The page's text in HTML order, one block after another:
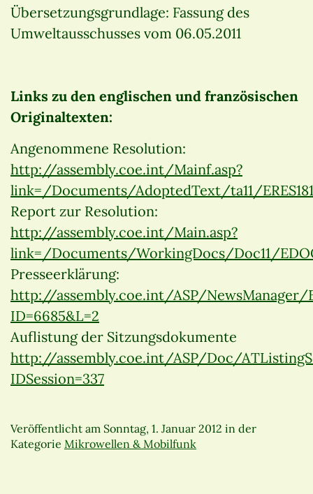
Übersetzungsgrundlage: Fassung des
Umweltausschusses vom 06.05.2011
Links zu den englischen und französischen
Originaltexten:
Angenommene Resolution:
http://assembly.coe.int/Mainf.asp?
link=/Documents/AdoptedText/ta11/
Report zur Resolution:
http://assembly.coe.int/Main.asp?
link=/Documents/WorkingDocs/Doc11/
Presseerklärung:
http://assembly.coe.int/ASP/NewsManager/
ID=6685&L=2
Auflistung der Sitzungsdokumente
http://assembly.coe.int/ASP/Doc/
IDSession=337
Veröffentlicht am Sonntag, 1. Januar 2012 in der
Kategorie Mikrowellen & Mobilfunk